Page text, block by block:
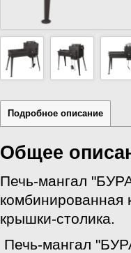
Подробное описание
Общее
Печь-мангал
комбинированная
крышки-столика.
Печь-мангал